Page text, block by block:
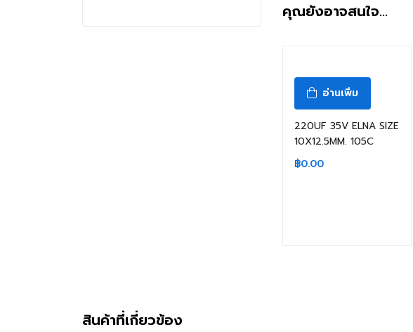
คุณยังอาจสนใจ…
อ่านเพิ่ม
220UF 35V ELNA SIZE
10X12.5MM. 105C
฿0.00
สินค้าที่เกี่ยวข้อง